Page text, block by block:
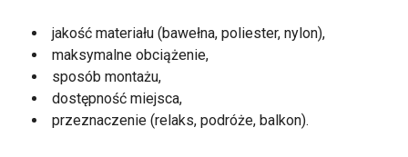
jakość materiału (bawełna, poliester, nylon),
maksymalne obciążenie,
sposób montażu,
dostępność miejsca,
przeznaczenie (relaks, podróże, balkon).